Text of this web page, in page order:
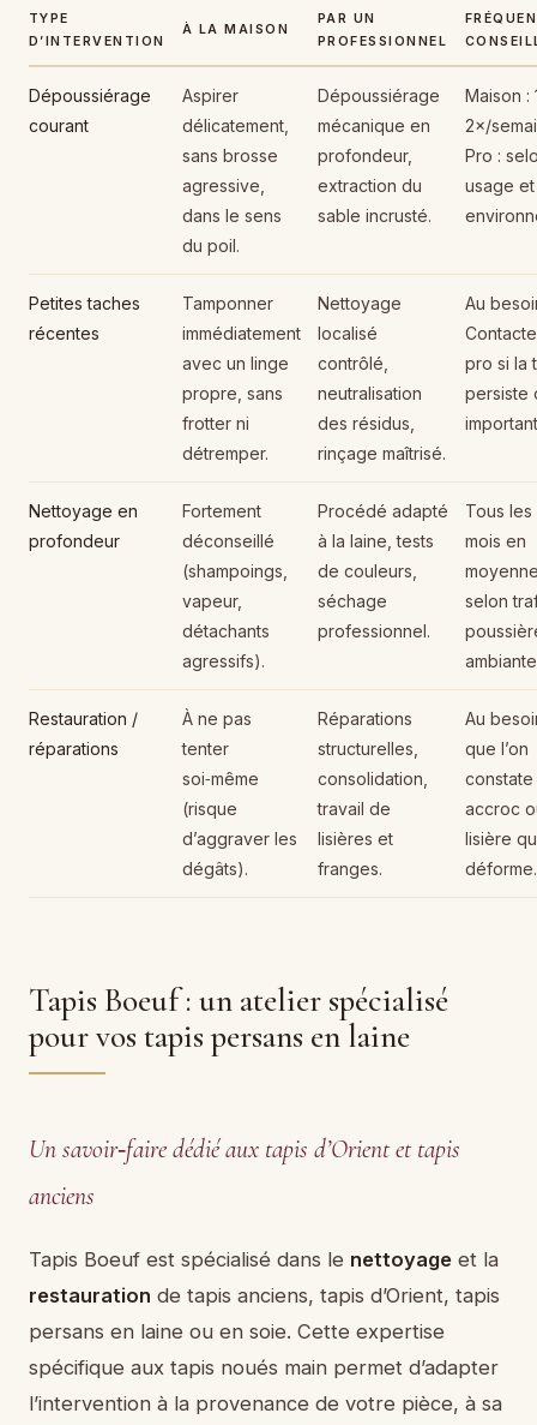
TYPE
D’INTERVENTION
À LA MAISON
PAR UN
PROFESSIONNEL
Dépoussiérage
courant
Aspirer
délicatement,
sans brosse
agressive,
dans le sens
du poil.
Dépoussiérage
mécanique en
profondeur,
extraction du
sable incrusté.
Maison :
2×/
Pro :
usage et
Petites taches
récentes
Tamponner
immédiatement
avec un linge
propre, sans
frotter ni
détremper.
Nettoyage
localisé
contrôlé,
neutralisation
des résidus,
rinçage maîtrisé.
Au
pro si la
persiste
Nettoyage en
profondeur
Fortement
déconseillé
(shampoings,
vapeur,
détachants
agressifs).
Procédé adapté
à la laine, tests
de couleurs,
séchage
professionnel.
Tous les
mois en
selon
Restauration /
réparations
À ne pas
tenter
soi‑même
(risque
d’aggraver les
dégâts).
Réparations
structurelles,
consolidation,
travail de
lisières et
franges.
Au
que l’on
constate
accroc
lisière
déforme.
Tapis Boeuf : un atelier spécialisé
pour vos tapis persans en laine
Un savoir‑faire dédié aux tapis d’Orient et tapis
anciens
Tapis Boeuf est spécialisé dans le nettoyage et la
restauration de tapis anciens, tapis d’Orient, tapis
persans en laine ou en soie. Cette expertise
spécifique aux tapis noués main permet d’adapter
l’intervention à la provenance de votre pièce, à sa